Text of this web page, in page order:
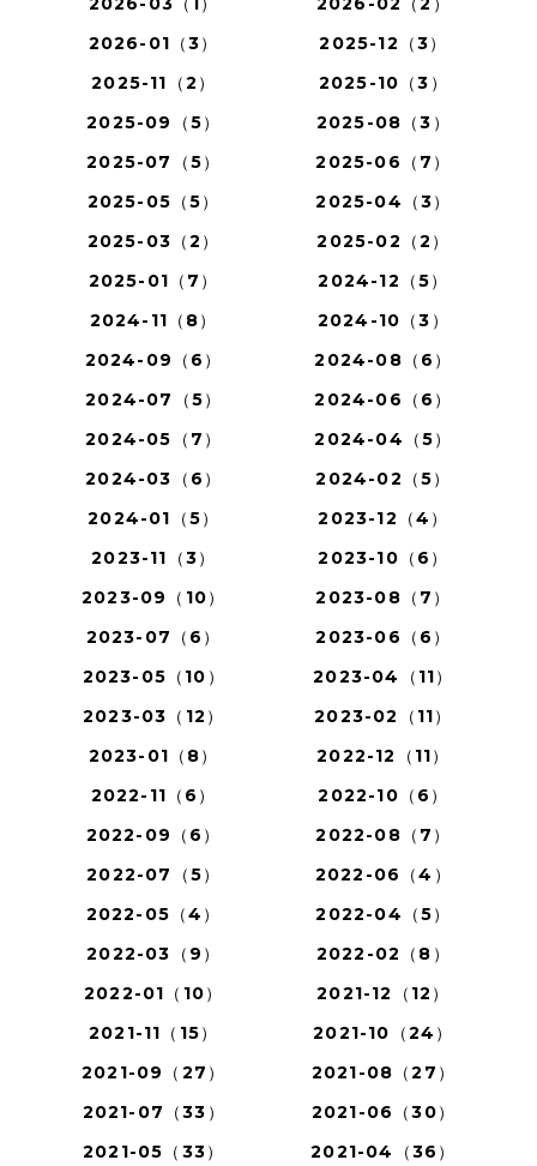
2026-01（3）
2025-12（3）
2025-11（2）
2025-10（3）
2025-09（5）
2025-08（3）
2025-07（5）
2025-06（7）
2025-05（5）
2025-04（3）
2025-03（2）
2025-02（2）
2025-01（7）
2024-12（5）
2024-11（8）
2024-10（3）
2024-09（6）
2024-08（6）
2024-07（5）
2024-06（6）
2024-05（7）
2024-04（5）
2024-03（6）
2024-02（5）
2024-01（5）
2023-12（4）
2023-11（3）
2023-10（6）
2023-09（10）
2023-08（7）
2023-07（6）
2023-06（6）
2023-05（10）
2023-04（11）
2023-03（12）
2023-02（11）
2023-01（8）
2022-12（11）
2022-11（6）
2022-10（6）
2022-09（6）
2022-08（7）
2022-07（5）
2022-06（4）
2022-05（4）
2022-04（5）
2022-03（9）
2022-02（8）
2022-01（10）
2021-12（12）
2021-11（15）
2021-10（24）
2021-09（27）
2021-08（27）
2021-07（33）
2021-06（30）
2021-05（33）
2021-04（36）